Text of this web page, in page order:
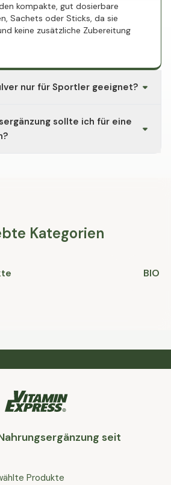
kompakte, gut dosierbare
Sachets oder Sticks, da sie
keine zusätzliche Zubereitung
nur für Sportler geeignet?
Klima eingesetzt, unabhängig
sollte ich für eine
Kategorien
BIO
seit
Produkte